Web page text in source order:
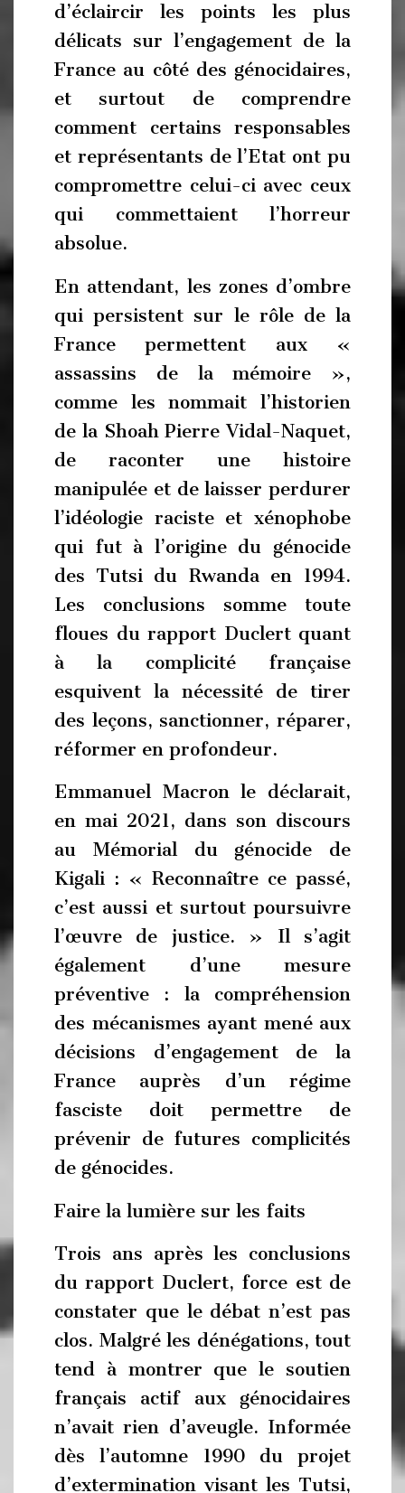
d’éclaircir les points les plus
délicats sur l’engagement de la
France au côté des génocidaires,
et surtout de comprendre
comment certains responsables
et représentants de l’Etat ont pu
compromettre celui-ci avec ceux
qui commettaient l’horreur
absolue.
En attendant, les zones d’ombre
qui persistent sur le rôle de la
France permettent aux «
assassins de la mémoire »,
comme les nommait l’historien
de la Shoah Pierre Vidal-Naquet,
de raconter une histoire
manipulée et de laisser perdurer
l’idéologie raciste et xénophobe
qui fut à l’origine du génocide
des Tutsi du Rwanda en 1994.
Les conclusions somme toute
floues du rapport Duclert quant
à la complicité française
esquivent la nécessité de tirer
des leçons, sanctionner, réparer,
réformer en profondeur.
Emmanuel Macron le déclarait,
en mai 2021, dans son discours
au Mémorial du génocide de
Kigali : « Reconnaître ce passé,
c’est aussi et surtout poursuivre
l’œuvre de justice. » Il s’agit
également d’une mesure
préventive : la compréhension
des mécanismes ayant mené aux
décisions d’engagement de la
France auprès d’un régime
fasciste doit permettre de
prévenir de futures complicités
de génocides.
Faire la lumière sur les faits
Trois ans après les conclusions
du rapport Duclert, force est de
constater que le débat n’est pas
clos. Malgré les dénégations, tout
tend à montrer que le soutien
français actif aux génocidaires
n’avait rien d’aveugle. Informée
dès l’automne 1990 du projet
d’extermination visant les Tutsi,